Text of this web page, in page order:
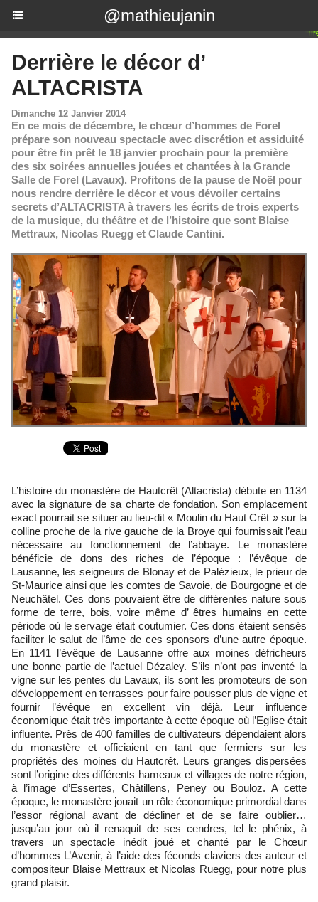
@mathieujanin
Derrière le décor d’
ALTACRISTA
Dimanche 12 Janvier 2014
En ce mois de décembre, le chœur d’hommes de Forel
prépare son nouveau spectacle avec discrétion et assiduité
pour être fin prêt le 18 janvier prochain pour la première
des six soirées annuelles jouées et chantées à la Grande
Salle de Forel (Lavaux). Profitons de la pause de Noël pour
nous rendre derrière le décor et vous dévoiler certains
secrets d’ALTACRISTA à travers les écrits de trois experts
de la musique, du théâtre et de l’histoire que sont Blaise
Mettraux, Nicolas Ruegg et Claude Cantini.
L’histoire du monastère de Hautcrêt (Altacrista) débute en 1134
avec la signature de sa charte de fondation. Son emplacement
exact pourrait se situer au lieu-dit « Moulin du Haut Crêt » sur la
colline proche de la rive gauche de la Broye qui fournissait l’eau
nécessaire au fonctionnement de l’abbaye. Le monastère
bénéficie de dons des riches de l’époque : l’évêque de
Lausanne, les seigneurs de Blonay et de Palézieux, le prieur de
St-Maurice ainsi que les comtes de Savoie, de Bourgogne et de
Neuchâtel. Ces dons pouvaient être de différentes nature sous
forme de terre, bois, voire même d’ êtres humains en cette
période où le servage était coutumier. Ces dons étaient sensés
faciliter le salut de l’âme de ces sponsors d’une autre époque.
En 1141 l’évêque de Lausanne offre aux moines défricheurs
une bonne partie de l’actuel Dézaley. S’ils n’ont pas inventé la
vigne sur les pentes du Lavaux, ils sont les promoteurs de son
développement en terrasses pour faire pousser plus de vigne et
fournir l’évêque en excellent vin déjà. Leur influence
économique était très importante à cette époque où l’Eglise était
influente. Près de 400 familles de cultivateurs dépendaient alors
du monastère et officiaient en tant que fermiers sur les
propriétés des moines du Hautcrêt. Leurs granges dispersées
sont l’origine des différents hameaux et villages de notre région,
à l’image d’Essertes, Châtillens, Peney ou Bouloz. A cette
époque, le monastère jouait un rôle économique primordial dans
l’essor régional avant de décliner et de se faire oublier…
jusqu’au jour où il renaquit de ses cendres, tel le phénix, à
travers un spectacle inédit joué et chanté par le Chœur
d’hommes L’Avenir, à l’aide des féconds claviers des auteur et
compositeur Blaise Mettraux et Nicolas Ruegg, pour notre plus
grand plaisir.